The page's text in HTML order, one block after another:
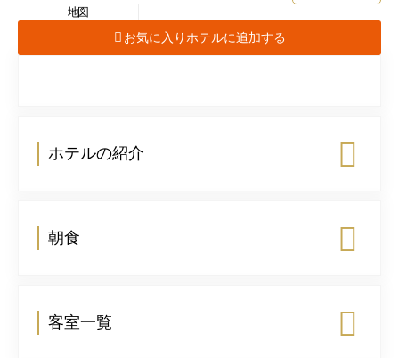
地図
お気に入りホテルに追加する
ホテルの紹介
朝食
客室一覧